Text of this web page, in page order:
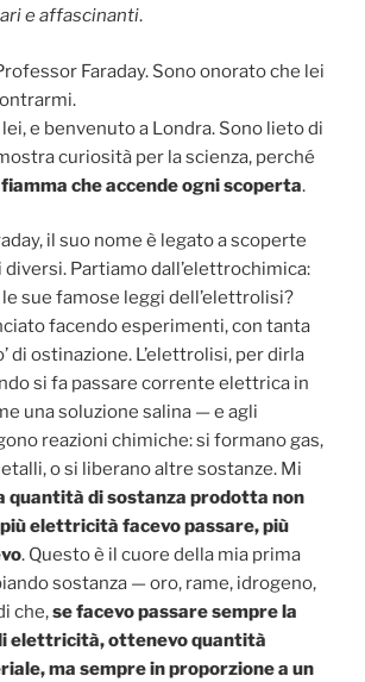
e affascinanti.
Faraday. Sono onorato che lei
e benvenuto a Londra. Sono lieto di
curiosità per la scienza, perché
che accende ogni scoperta.
il suo nome è legato a scoperte
diversi. Partiamo dall’elettrochimica:
sue famose leggi dell’elettrolisi?
facendo esperimenti, con tanta
di ostinazione. L’elettrolisi, per dirla
si fa passare corrente elettrica in
una soluzione salina — e agli
reazioni chimiche: si formano gas,
o si liberano altre sostanze. Mi
quantità di sostanza prodotta non
elettricità facevo passare, più
. Questo è il cuore della mia prima
sostanza — oro, rame, idrogeno,
che,se facevo passare sempre la
elettricità, ottenevo quantità
ma sempre in proporzione a un